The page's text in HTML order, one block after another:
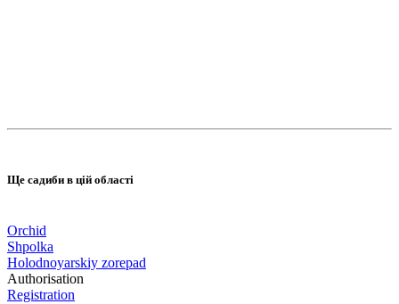
Ще садиби в цій області
Orchid
Shpolka
Holodnoyarskiy zorepad
Authorisation
Registration